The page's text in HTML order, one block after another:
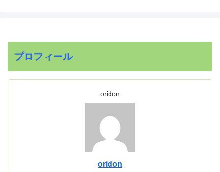
プロフィール
oridon
oridon